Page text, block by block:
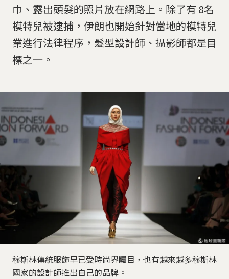
巾、露出頭髮的照片放在網路上。除了有 8名
模特兒被逮捕，伊朗也開始針對當地的模特兒
業進行法律程序，髮型設計師、攝影師都是目
標之一。
穆斯林傳統服飾早已受時尚界矚目，也有越來越多穆斯林
國家的設計師推出自己的品牌。